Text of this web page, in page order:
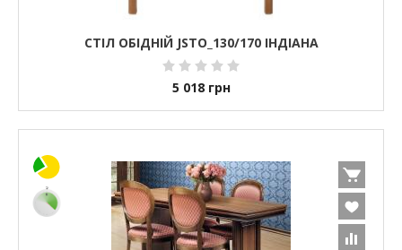
СТІЛ ОБІДНІЙ JSTO_130/170 ІНДІАНА
5 018 грн